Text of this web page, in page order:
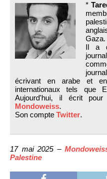
*
Gaza.
Il a
écrivant en arabe et
internationaux tels que
Aujourd'hui, il écrit pour
Mondoweiss.
Son compte Twitter.
17 mai 2025 –
Palestine